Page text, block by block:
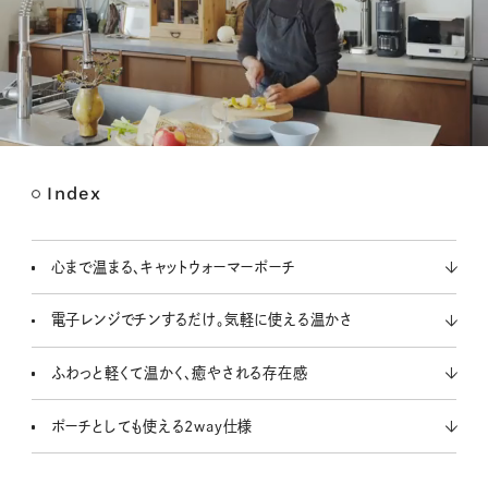
Index
心まで温まる、キャットウォーマーポーチ
電子レンジでチンするだけ。気軽に使える温かさ
ふわっと軽くて温かく、癒やされる存在感
ポーチとしても使える2way仕様